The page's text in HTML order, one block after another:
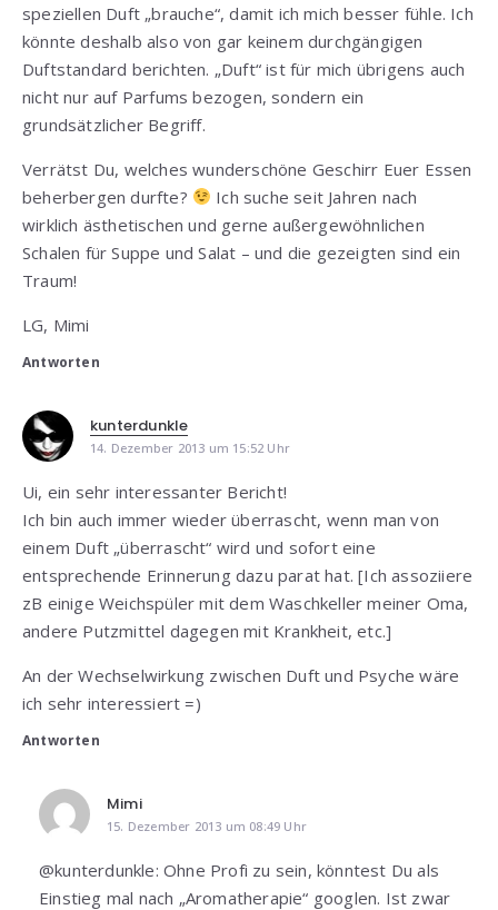
speziellen Duft „brauche“, damit ich mich besser fühle. Ich
könnte deshalb also von gar keinem durchgängigen
Duftstandard berichten. „Duft“ ist für mich übrigens auch
nicht nur auf Parfums bezogen, sondern ein
grundsätzlicher Begriff.
Verrätst Du, welches wunderschöne Geschirr Euer Essen
beherbergen durfte?
Ich suche seit Jahren nach
wirklich ästhetischen und gerne außergewöhnlichen
Schalen für Suppe und Salat – und die gezeigten sind ein
Traum!
LG, Mimi
Antworten
kunterdunkle
14. Dezember 2013 um 15:52 Uhr
Ui, ein sehr interessanter Bericht!
Ich bin auch immer wieder überrascht, wenn man von
einem Duft „überrascht“ wird und sofort eine
entsprechende Erinnerung dazu parat hat. [Ich assoziiere
zB einige Weichspüler mit dem Waschkeller meiner Oma,
andere Putzmittel dagegen mit Krankheit, etc.]
An der Wechselwirkung zwischen Duft und Psyche wäre
ich sehr interessiert =)
Antworten
Mimi
15. Dezember 2013 um 08:49 Uhr
@kunterdunkle: Ohne Profi zu sein, könntest Du als
Einstieg mal nach „Aromatherapie“ googlen. Ist zwar